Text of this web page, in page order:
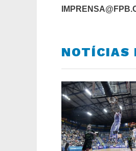
NOTÍCIAS